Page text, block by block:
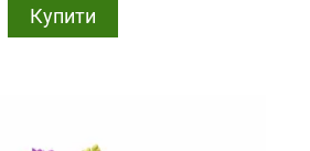
Купити